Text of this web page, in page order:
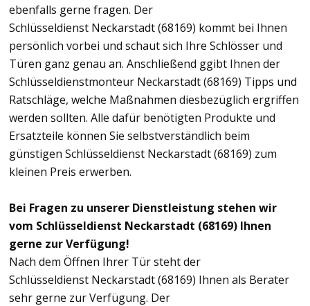
ebenfalls gerne fragen. Der
Schlüsseldienst Neckarstadt (68169) kommt bei Ihnen
persönlich vorbei und schaut sich Ihre Schlösser und
Türen ganz genau an. Anschließend ggibt Ihnen der
Schlüsseldienstmonteur Neckarstadt (68169) Tipps und
Ratschläge, welche Maßnahmen diesbezüglich ergriffen
werden sollten. Alle dafür benötigten Produkte und
Ersatzteile können Sie selbstverständlich beim
günstigen Schlüsseldienst Neckarstadt (68169) zum
kleinen Preis erwerben.
Bei Fragen zu unserer Dienstleistung stehen wir
vom Schlüsseldienst Neckarstadt (68169) Ihnen
gerne zur Verfügung!
Nach dem Öffnen Ihrer Tür steht der
Schlüsseldienst Neckarstadt (68169) Ihnen als Berater
sehr gerne zur Verfügung. Der